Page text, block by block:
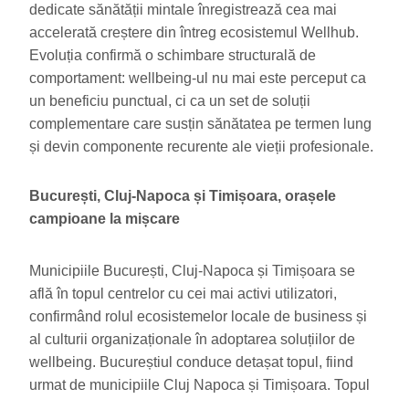
dedicate sănătății mintale înregistrează cea mai
accelerată creștere din întreg ecosistemul Wellhub.
Evoluția confirmă o schimbare structurală de
comportament: wellbeing-ul nu mai este perceput ca
un beneficiu punctual, ci ca un set de soluții
complementare care susțin sănătatea pe termen lung
și devin componente recurente ale vieții profesionale.
București, Cluj-Napoca și Timișoara, orașele
campioane la mișcare
Municipiile București, Cluj-Napoca și Timișoara se
află în topul centrelor cu cei mai activi utilizatori,
confirmând rolul ecosistemelor locale de business și
al culturii organizaționale în adoptarea soluțiilor de
wellbeing. Bucureștiul conduce detașat topul, fiind
urmat de municipiile Cluj Napoca și Timișoara. Topul